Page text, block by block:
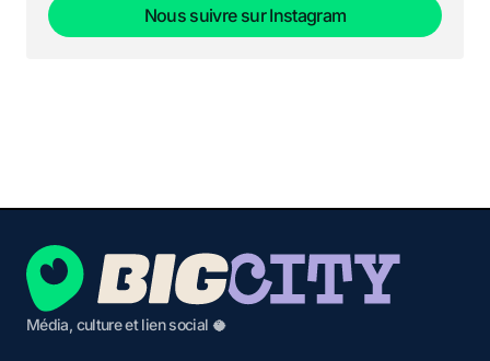
Nous suivre sur Instagram
Média, culture et lien social 🥥